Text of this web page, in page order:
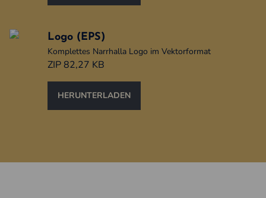
Logo (EPS)
Komplettes Narrhalla Logo im Vektorformat
ZIP 82,27 KB
HERUNTERLADEN